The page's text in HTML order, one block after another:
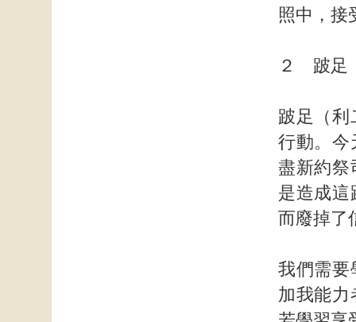
照中，接
２ 跛足
跛足（利
行動。今
盡新約祭
是造成這
而廢掉了
我們需要
加我能力